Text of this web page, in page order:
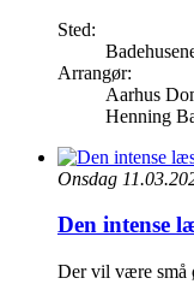
Sted:
Arrangør:
Aarhus
Henning
Onsdag
Den intense
Der vil være små